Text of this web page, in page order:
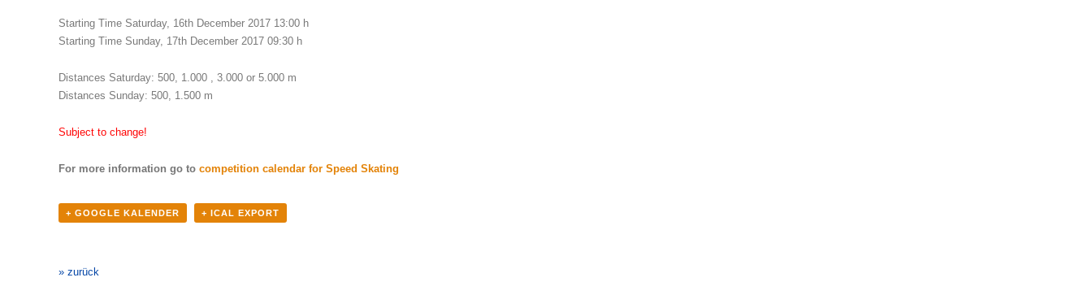
Starting Time Saturday, 16th December 2017 13:00 h
Starting Time Sunday, 17th December 2017 09:30 h
Distances Saturday: 500, 1.000 , 3.000 or 5.000 m
Distances Sunday: 500, 1.500 m
Subject to change!
For more information go to competition calendar for Speed Skating
+ GOOGLE KALENDER + ICAL EXPORT
Navigation
» zurück